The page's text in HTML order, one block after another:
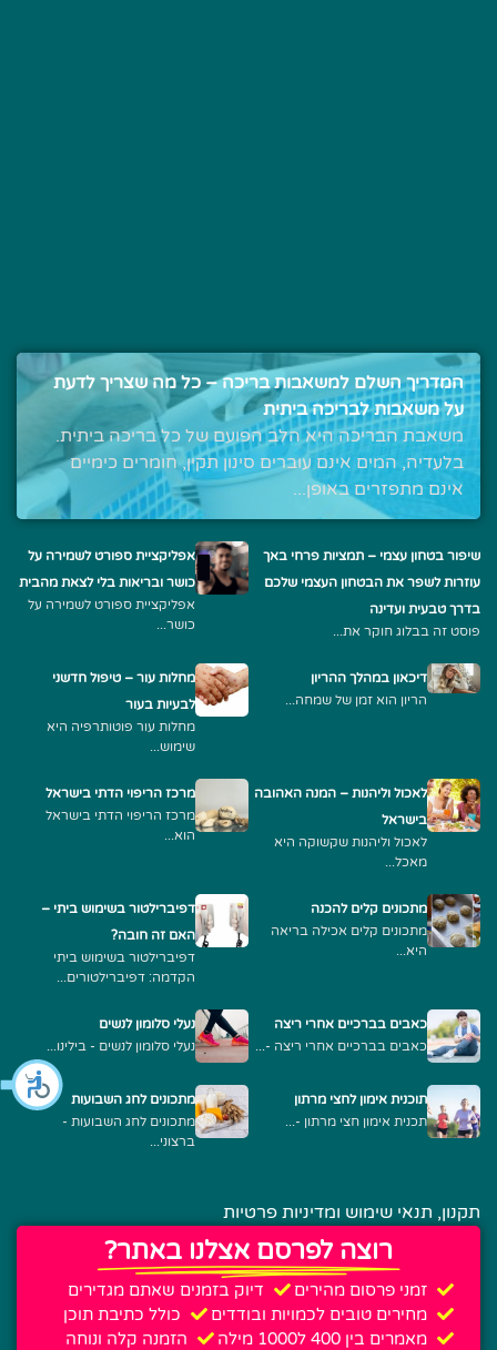
המדריך השלם למשאבות בריכה – כל מה שצריך לדעת
על משאבות לבריכה ביתית
משאבת הבריכה היא הלב הפועם של כל בריכה ביתית.
בלעדיה, המים אינם עוברים סינון תקין, חומרים כימיים
אינם מתפזרים באופן...
שיפור בטחון עצמי – תמציות פרחי באך
עוזרות לשפר את הבטחון העצמי שלכם
בדרך טבעית ועדינה
פוסט זה בבלוג חוקר את...
אפליקציית ספורט לשמירה על
כושר ובריאות בלי לצאת מהבית
אפליקציית ספורט לשמירה על
כושר...
דיכאון במהלך ההריון
הריון הוא זמן של שמחה...
מחלות עור – טיפול חדשני
לבעיות בעור
מחלות עור פוטותרפיה היא
שימוש...
לאכול וליהנות – המנה האהובה
בישראל
לאכול וליהנות שקשוקה היא
מאכל...
מרכז הריפוי הדתי בישראל
מרכז הריפוי הדתי בישראל
הוא...
מתכונים קלים להכנה
מתכונים קלים אכילה בריאה
היא...
דפיברילטור בשימוש ביתי –
האם זה חובה?
דפיברילטור בשימוש ביתי
הקדמה: דפיברילטורים...
כאבים בברכיים אחרי ריצה
כאבים בברכיים אחרי ריצה -...
נעלי סלומון לנשים
נעלי סלומון לנשים - בילינו...
תוכנית אימון לחצי מרתון
תכנית אימון חצי מרתון -...
מתכונים לחג השבועות
מתכונים לחג השבועות -
ברצוני...
תקנון, תנאי שימוש ומדיניות פרטיות
רוצה לפרסם אצלנו באתר?
זמני פרסום מהירים
דיוק בזמנים שאתם מגדירים
מחירים טובים לכמויות ובודדים
כולל כתיבת תוכן
מאמרים בין 400 ל1000 מילה
הזמנה קלה ונוחה